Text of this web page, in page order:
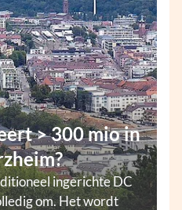
> 300 mio in
ingerichte DC
om. Het wordt